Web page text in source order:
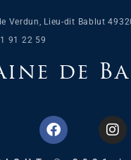
Verdun, Lieu-dit Bablut
91 22 59
de